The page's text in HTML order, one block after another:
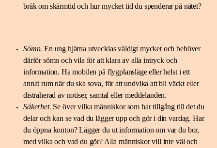
bråk om skärmtid och hur mycket tid du spenderar på nätet?
Sömn.En ung hjärna utvecklas väldigt mycket och behöver
därför sömn och vila för att klara av alla intryck och
information. Ha mobilen på flygplansläge eller helst i ett
annat rum när du ska sova, för att undvika att bli väckt eller
distraherad av notiser, samtal eller meddelanden.
Säkerhet. Se över vilka människor som har tillgång till det du
delar och kan se vad du lägger upp och gör i din vardag. Har
du öppna konton? Lägger du ut information om var du bor,
med vilka och vad du gör? Alla människor vill inte väl och